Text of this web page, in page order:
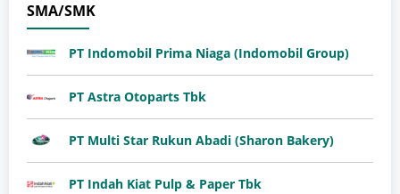
SMA/SMK
PT Indomobil Prima Niaga (Indomobil Group)
PT Astra Otoparts Tbk
PT Multi Star Rukun Abadi (Sharon Bakery)
PT Indah Kiat Pulp & Paper Tbk